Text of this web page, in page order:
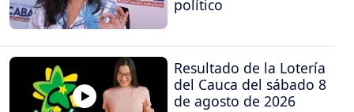
político
Resultado de la Lotería
del Cauca del sábado 8
de agosto de 2026